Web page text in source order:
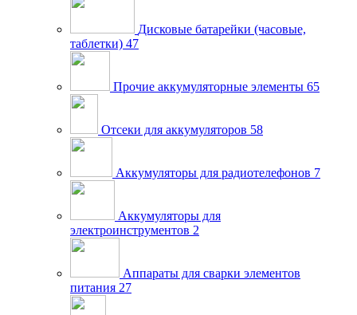
Дисковые батарейки (часовые,
таблетки) 47
Прочие аккумуляторные элементы 65
Отсеки для аккумуляторов 58
Аккумуляторы для радиотелефонов 7
Аккумуляторы для
электроинструментов 2
Аппараты для сварки элементов
питания 27